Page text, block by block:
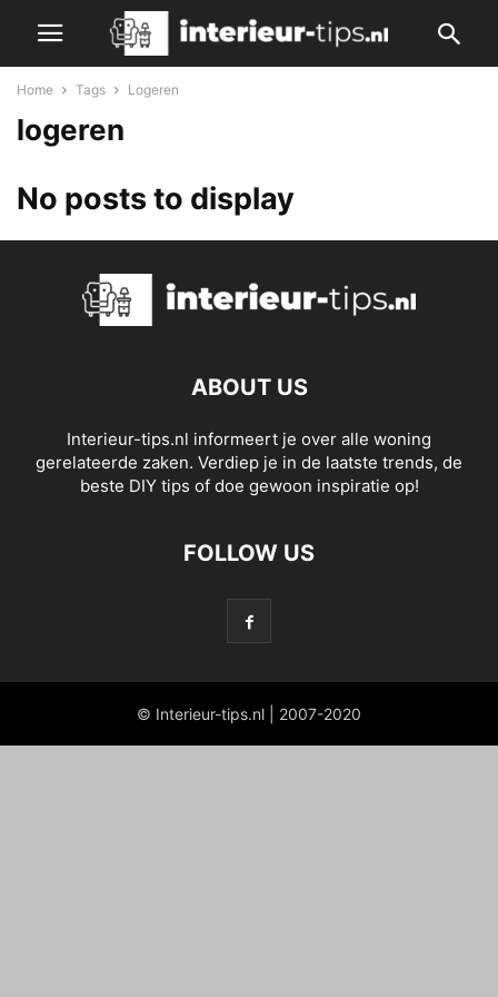
Home Tags Logeren
logeren
No posts to display
ABOUT US
Interieur-tips.nl informeert je over alle woning
gerelateerde zaken. Verdiep je in de laatste trends, de
beste DIY tips of doe gewoon inspiratie op!
FOLLOW US
© Interieur-tips.nl | 2007-2020